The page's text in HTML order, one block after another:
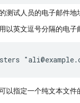
测试人员的电子邮件地
以英文逗号分隔的电
以指定一个纯文本文